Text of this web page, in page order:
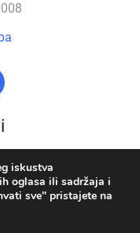
O nama
korištenja
iskustva
oglasa ili sadržaja i
sve" pristajete na